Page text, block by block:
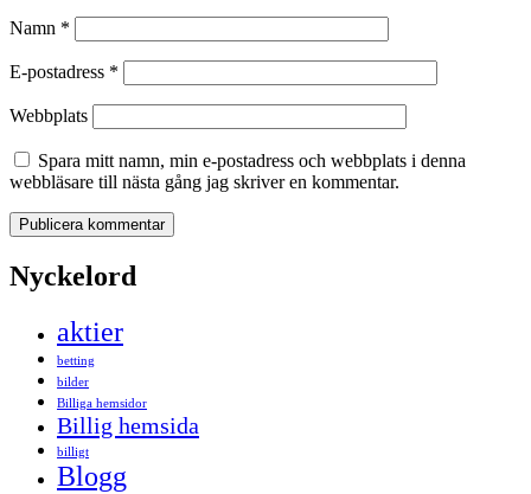
Namn *
E-postadress *
Webbplats
Spara mitt namn, min e-postadress och webbplats i denna
webbläsare till nästa gång jag skriver en kommentar.
Nyckelord
aktier
betting
bilder
Billiga hemsidor
Billig hemsida
billigt
Blogg